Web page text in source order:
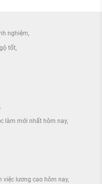
nghiệm
tốt
làm mới nhất hôm nay
việc lương cao hôm nay